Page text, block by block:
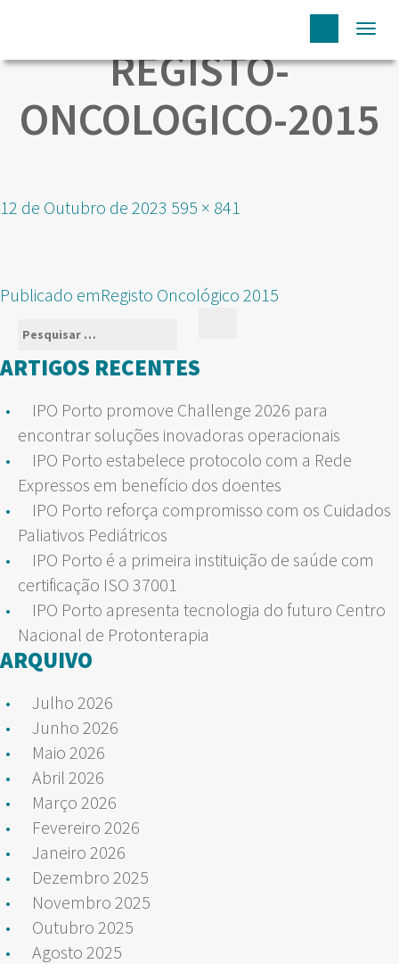
REGISTO-
ONCOLOGICO-2015
Publicado
12 de Outubro de 2023 Tamanho
595 × 841
NAVEGAÇÃO
ARTIGOS
Publicado emRegisto Oncológico 2015
Pesquisar
por:
ARTIGOS RECENTES
IPO Porto promove Challenge 2026 para
encontrar soluções inovadoras operacionais
IPO Porto estabelece protocolo com a Rede
Expressos em benefício dos doentes
IPO Porto reforça compromisso com os Cuidados
Paliativos Pediátricos
IPO Porto é a primeira instituição de saúde com
certificação ISO 37001
IPO Porto apresenta tecnologia do futuro Centro
Nacional de Protonterapia
ARQUIVO
Julho 2026
Junho 2026
Maio 2026
Abril 2026
Março 2026
Fevereiro 2026
Janeiro 2026
Dezembro 2025
Novembro 2025
Outubro 2025
Agosto 2025